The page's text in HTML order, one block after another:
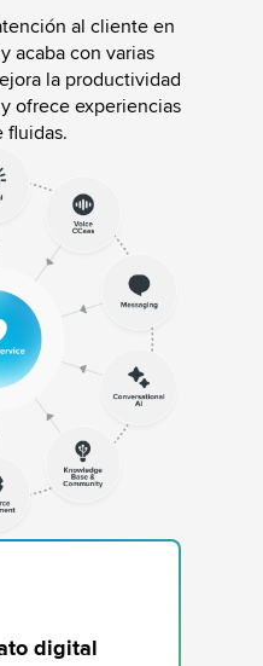
al cliente en
acaba con varias
la productividad
ofrece experiencias
fluidas.
digital